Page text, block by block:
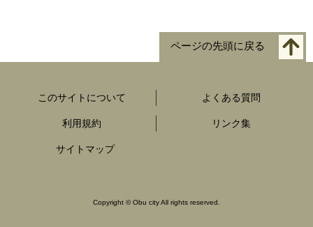
ページの先頭に戻る
このサイトについて よくある質問
利用規約 リンク集
サイトマップ
Copyright ©Obu city All rights reserved.